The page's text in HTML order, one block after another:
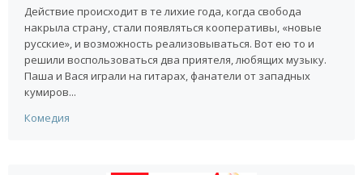
Действие происходит в те лихие года, когда свобода
накрыла страну, стали появляться кооперативы, «новые
русские», и возможность реализовываться. Вот ею то и
решили воспользоваться два приятеля, любящих музыку.
Паша и Вася играли на гитарах, фанатели от западных
кумиров...
Комедия